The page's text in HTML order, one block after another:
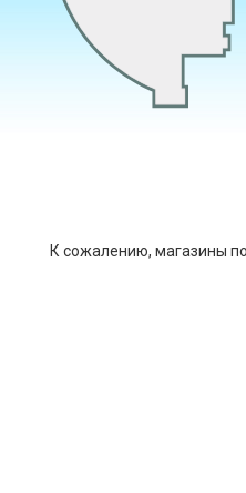
К сожалению, магазины